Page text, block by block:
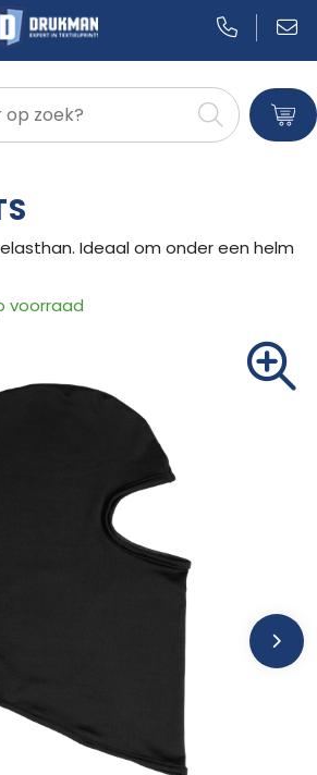
en Kussens
Sjaals
en Nachtkleding
Ideaal om onder een helm
voorraad